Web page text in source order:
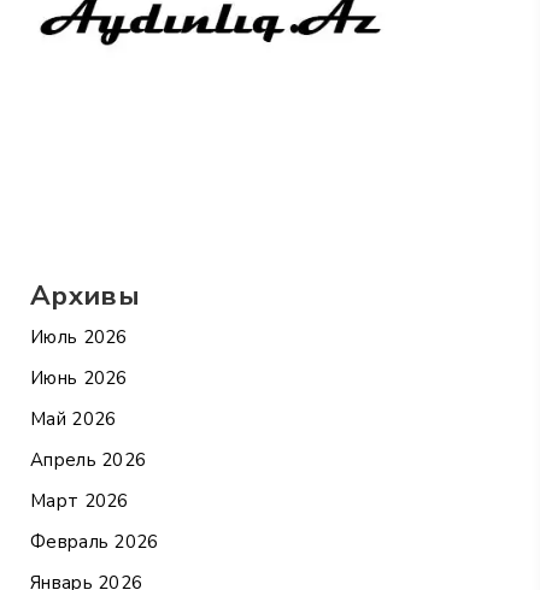
Архивы
Июль 2026
Июнь 2026
Май 2026
Апрель 2026
Март 2026
Февраль 2026
Январь 2026